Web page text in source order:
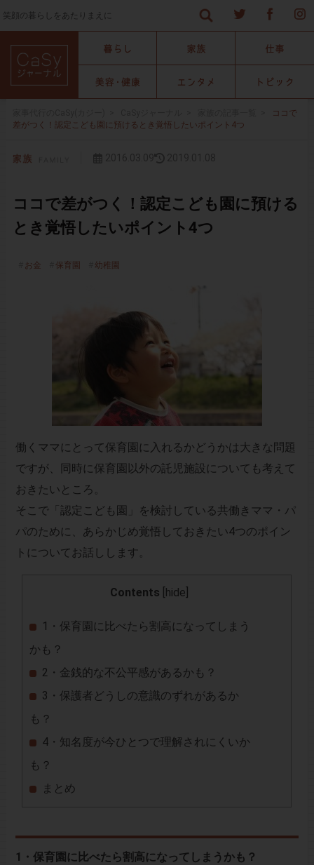
笑顔の暮らしをあたりまえに
ココで
差がつく！認定こども園に預けるとき覚悟したいポイント4つ
ココで差がつく！認定こども園に預ける
とき覚悟したいポイント4つ
お金 保育園 幼稚園
働くママにとって保育園に入れるかどうかは大きな問題
ですが、同時に保育園以外の託児施設についても考えて
おきたいところ。
そこで「認定こども園」を検討している共働きママ・パ
パのために、あらかじめ覚悟しておきたい4つのポイン
トについてお話しします。
Contents hide
1・保育園に比べたら割高になってしまう
かも？
2・金銭的な不公平感があるかも？
3・保護者どうしの意識のずれがあるか
も？
4・知名度が今ひとつで理解されにくいか
も？
まとめ
1・保育園に比べたら割高になってしまうかも？